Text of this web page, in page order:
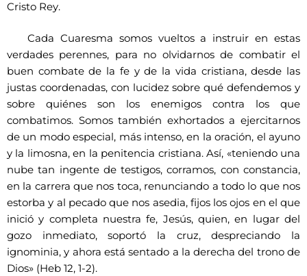
Cristo Rey.
Cada Cuaresma somos vueltos a instruir en estas
verdades perennes, para no olvidarnos de combatir el
buen combate de la fe y de la vida cristiana, desde las
justas coordenadas, con lucidez sobre qué defendemos y
sobre quiénes son los enemigos contra los que
combatimos. Somos también exhortados a ejercitarnos
de un modo especial, más intenso, en la oración, el ayuno
y la limosna, en la penitencia cristiana. Así, «teniendo una
nube tan ingente de testigos, corramos, con constancia,
en la carrera que nos toca, renunciando a todo lo que nos
estorba y al pecado que nos asedia, fijos los ojos en el que
inició y completa nuestra fe, Jesús, quien, en lugar del
gozo inmediato, soportó la cruz, despreciando la
ignominia, y ahora está sentado a la derecha del trono de
Dios» (Heb 12, 1-2).